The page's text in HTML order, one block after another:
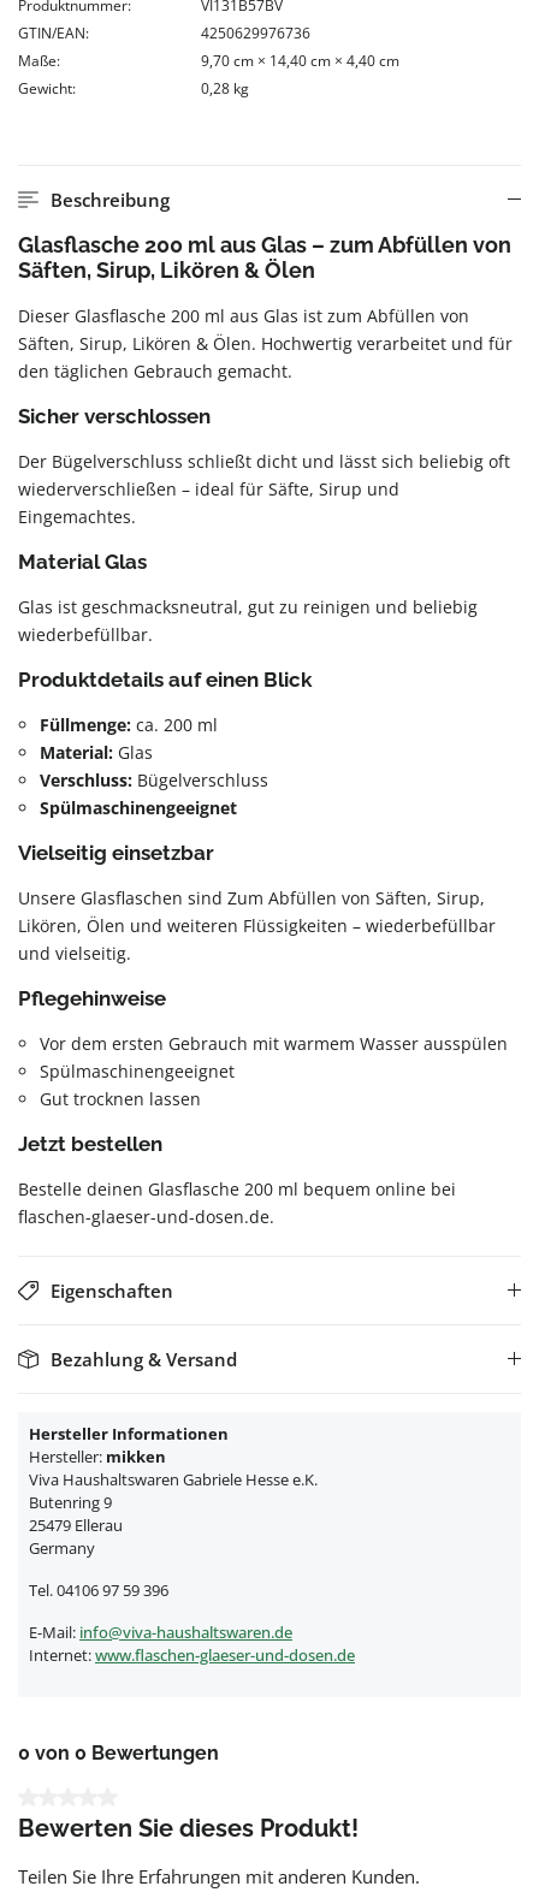
Produktnummer:
VI131B57BV
GTIN/EAN:
4250629976736
Maße:
9,70 cm × 14,40 cm × 4,40 cm
Gewicht:
0,28 kg
Beschreibung
Glasflasche 200 ml aus Glas – zum Abfüllen von
Säften, Sirup, Likören & Ölen
Dieser Glasflasche 200 ml aus Glas ist zum Abfüllen von
Säften, Sirup, Likören & Ölen. Hochwertig verarbeitet und für
den täglichen Gebrauch gemacht.
Sicher verschlossen
Der Bügelverschluss schließt dicht und lässt sich beliebig oft
wiederverschließen – ideal für Säfte, Sirup und
Eingemachtes.
Material Glas
Glas ist geschmacksneutral, gut zu reinigen und beliebig
wiederbefüllbar.
Produktdetails auf einen Blick
Füllmenge: ca. 200 ml
Material: Glas
Verschluss: Bügelverschluss
Spülmaschinengeeignet
Vielseitig einsetzbar
Unsere Glasflaschen sind Zum Abfüllen von Säften, Sirup,
Likören, Ölen und weiteren Flüssigkeiten – wiederbefüllbar
und vielseitig.
Pflegehinweise
Vor dem ersten Gebrauch mit warmem Wasser ausspülen
Spülmaschinengeeignet
Gut trocknen lassen
Jetzt bestellen
Bestelle deinen Glasflasche 200 ml bequem online bei
flaschen-glaeser-und-dosen.de.
Eigenschaften
Bezahlung & Versand
Hersteller Informationen
Hersteller: mikken
Viva Haushaltswaren Gabriele Hesse e.K.
Butenring 9
25479 Ellerau
Germany
Tel. 04106 97 59 396
E-Mail: info@viva-haushaltswaren.de
Internet:www.flaschen-glaeser-und-dosen.de
0 von 0 Bewertungen
Bewerten Sie dieses Produkt!
Teilen Sie Ihre Erfahrungen mit anderen Kunden.